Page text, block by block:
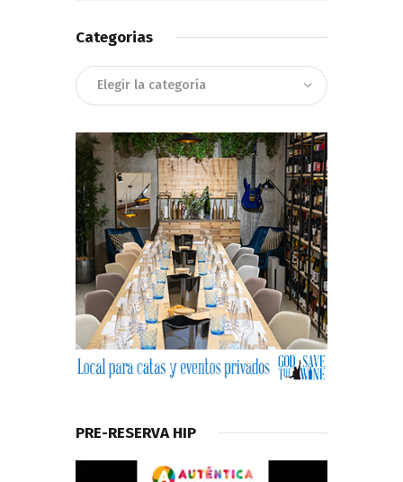
Categorias
Categorias
PRE-RESERVA HIP